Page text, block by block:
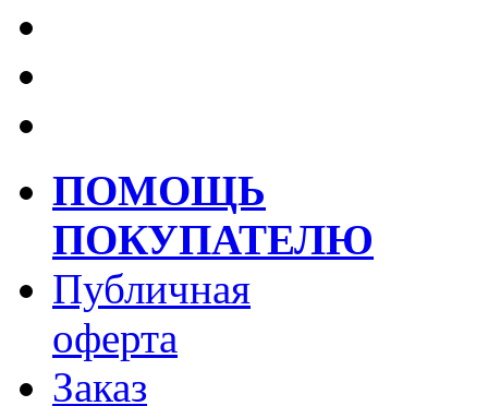
ПОМОЩЬ
ПОКУПАТЕЛЮ
Публичная
оферта
Заказ